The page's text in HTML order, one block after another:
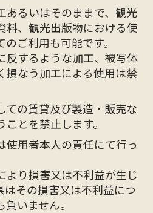
あるいはそのままで、観光
料、観光出版物における使
ご利用も可能です。
反するような加工、被写体
損なう加工による使用は禁
ての賃貸及び製造・販売な
とを禁止します。
使用者本人の責任にて行っ
より損害又は不利益が生じ
はその損害又は不利益につ
いません。